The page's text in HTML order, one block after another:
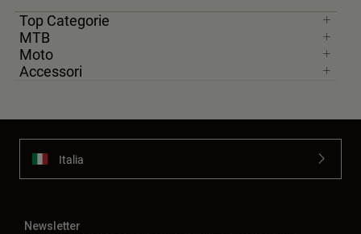
Top Categorie
MTB
Moto
Accessori
Italia
Newsletter